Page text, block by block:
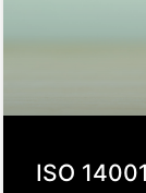
ISO